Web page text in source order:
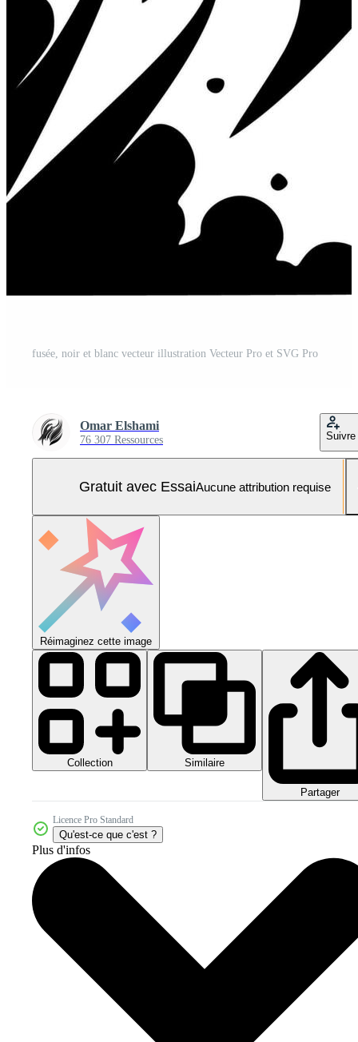
fusée, noir et blanc vecteur illustration Vecteur Pro et SVG Pro
Omar Elshami
76 307 Ressources Suivre
Gratuit avec EssaiAucune attribution requise
Réimaginez cette image
Collection Similaire
Partager
Licence Pro Standard
Qu'est-ce que c'est ?
Plus d'infos